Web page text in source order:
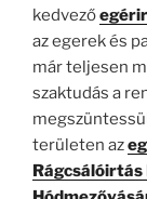
kedvező
az egerek és
már teljesen
szaktudás a
területen az
Rágcsálóirtás